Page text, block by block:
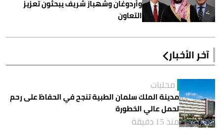
وأردوغان وشهباز شريف يبحثون تعزيز
التعاون
آخر الأخبار
محليات
مدينة الملك سلمان الطبية تنجح في الحفاظ على رحم
لحمل عالي الخطورة
منذ 15 دقيقة